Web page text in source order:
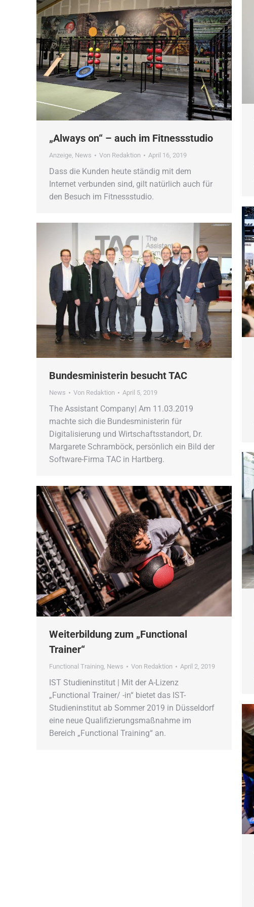
„Always on“ – auch im Fitnessstudio
Anzeige News Von Redaktion April 16, 2019
Dass die Kunden heute ständig mit dem
Internet verbunden sind, gilt natürlich auch für
den Besuch im Fitnessstudio.
Bundesministerin besucht TAC
News Von Redaktion April 5, 2019
The Assistant Company| Am 11.03.2019
machte sich die Bundesministerin für
Digitalisierung und Wirtschaftsstandort, Dr.
Margarete Schramböck, persönlich ein Bild der
Software-Firma TAC in Hartberg.
Weiterbildung zum „Functional
Trainer“
Functional Training News Von Redaktion April 2, 2019
IST Studieninstitut | Mit der A-Lizenz
„Functional Trainer/ -in“ bietet das IST-
Studieninstitut ab Sommer 2019 in Düsseldorf
eine neue Qualifizierungsmaßnahme im
Bereich „Functional Training“ an.